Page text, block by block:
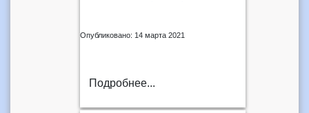
Опубликовано: 14 марта 2021
Подробнее...